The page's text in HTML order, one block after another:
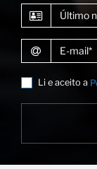
Último nome
E-mail
Li e aceito a